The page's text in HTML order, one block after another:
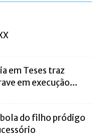
em Teses traz
em execução...
do filho pródigo